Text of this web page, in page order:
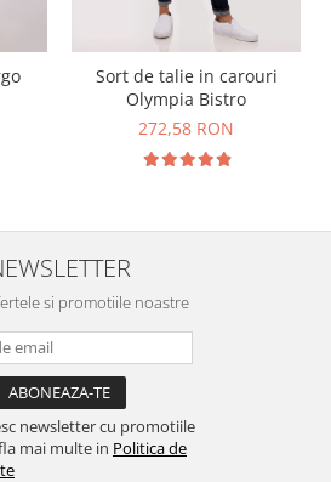
Sort de talie in carouri
Olympia Bistro
272,58 RON
si promotiile noastre
newsletter cu promotiile
mai multe in Politica de